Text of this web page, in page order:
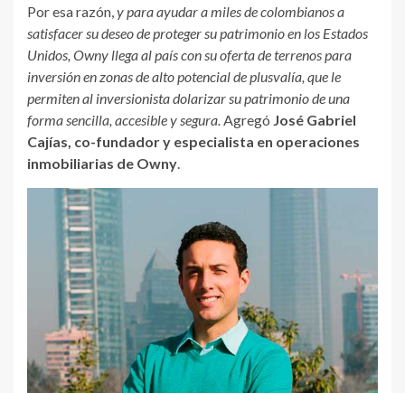
Por esa razón,y para ayudar a miles de colombianos a
satisfacer su deseo de proteger su patrimonio en los Estados
Unidos, Owny llega al país con su oferta de terrenos para
inversión en zonas de alto potencial de plusvalía, que le
permiten al inversionista dolarizar su patrimonio de una
forma sencilla, accesible y segura.Agregó José Gabriel
Cajías, co-fundador y especialista en operaciones
inmobiliarias de Owny.